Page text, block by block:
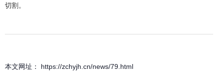
切割。
本文网址： https://zchyjh.cn/news/79.html